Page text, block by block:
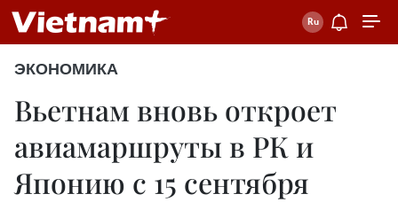
ЭКОНОМИКА
Вьетнам вновь откроет
авиамаршруты в РК и
Японию с 15 сентября